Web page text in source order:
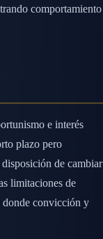
comportamiento
e interés
plazo pero
de cambiar
limitaciones de
donde convicción y